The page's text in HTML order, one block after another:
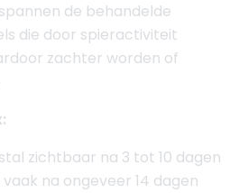
10
of maak een afspraak
Kliniek Volendam
2
de behandelde
die door spieractiviteit
zachter worden of
zichtbaar na 3 tot 10 dagen
na ongeveer 14 dagen